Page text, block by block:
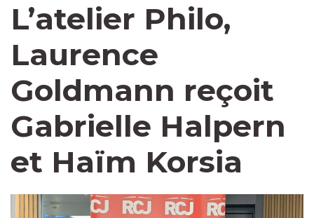
L’atelier Philo,
Laurence
Goldmann reçoit
Gabrielle Halpern
et Haïm Korsia